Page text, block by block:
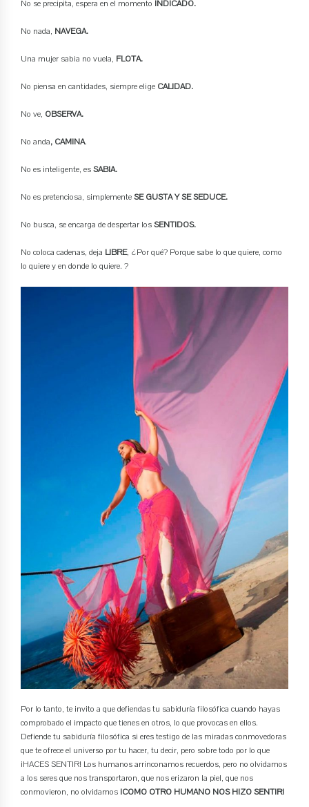
No se precipita, espera en el momento INDICADO.
No nada, NAVEGA.
Una mujer sabia no vuela, FLOTA.
No piensa en cantidades, siempre elige CALIDAD.
No ve, OBSERVA.
No anda, CAMINA.
No es inteligente, esSABIA.
No es pretenciosa, simplementeSE GUSTA Y SE SEDUCE.
No busca, se encarga de despertar losSENTIDOS.
No coloca cadenas, deja LIBRE, ¿Por qué? Porque sabe lo que quiere, como
lo quiere y en donde lo quiere. ?
Por lo tanto, te invito a que defiendas tu sabiduría filosófica cuando hayas
comprobado el impacto que tienes en otros, lo que provocas en ellos.
Defiende tu sabiduría filosófica si eres testigo de las miradas conmovedoras
que te ofrece el universo por tu hacer, tu decir, pero sobre todo por lo que
¡HACES SENTIR! Los humanos arrinconamos recuerdos, pero no olvidamos
a los seres que nos transportaron, que nos erizaron la piel, que nos
conmovieron, no olvidamos ¡COMO OTRO HUMANO NOS HIZO SENTIR!